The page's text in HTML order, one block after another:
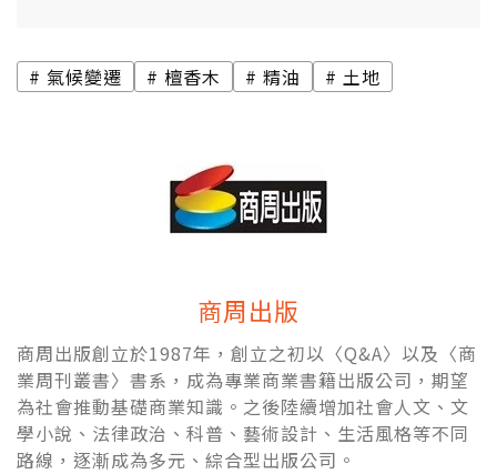
氣候變遷 檀香木 精油 土地
商周出版
商周出版創立於1987年，創立之初以〈Q&A〉以及〈商
業周刊叢書〉書系，成為專業商業書籍出版公司，期望
為社會推動基礎商業知識。之後陸續增加社會人文、文
學小說、法律政治、科普、藝術設計、生活風格等不同
路線，逐漸成為多元、綜合型出版公司。